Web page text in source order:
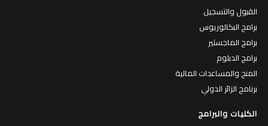
القبول والتسجيل
برامج البكالوريوس
برامج الماجستير
برامج الدبلوم
المنح والمساعدات المالية
برنامج الزائر الدولي
الكليات والبرامج